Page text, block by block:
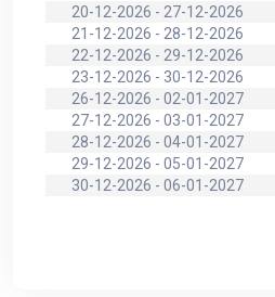
20-12-2026 - 27-12-2026
21-12-2026 - 28-12-2026
22-12-2026 - 29-12-2026
23-12-2026 - 30-12-2026
26-12-2026 - 02-01-2027
27-12-2026 - 03-01-2027
28-12-2026 - 04-01-2027
29-12-2026 - 05-01-2027
30-12-2026 - 06-01-2027